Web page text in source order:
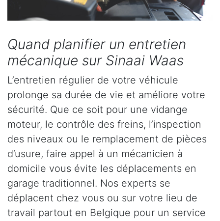
Quand planifier un entretien
mécanique sur Sinaai Waas
L’entretien régulier de votre véhicule
prolonge sa durée de vie et améliore votre
sécurité. Que ce soit pour une vidange
moteur, le contrôle des freins, l’inspection
des niveaux ou le remplacement de pièces
d’usure, faire appel à un mécanicien à
domicile vous évite les déplacements en
garage traditionnel. Nos experts se
déplacent chez vous ou sur votre lieu de
travail partout en Belgique pour un service